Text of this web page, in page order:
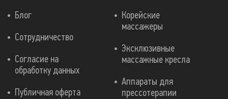
Корейские
массажеры
Эксклюзивные
массажные кресла
Аппараты для
прессотерапии
Блог
Сотрудничество
Согласие на
обработку данных
Публичная оферта